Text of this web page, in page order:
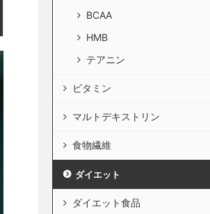
BCAA
HMB
テアニン
ビタミン
マルトデキストリン
食物繊維
ダイエット
ダイエット食品